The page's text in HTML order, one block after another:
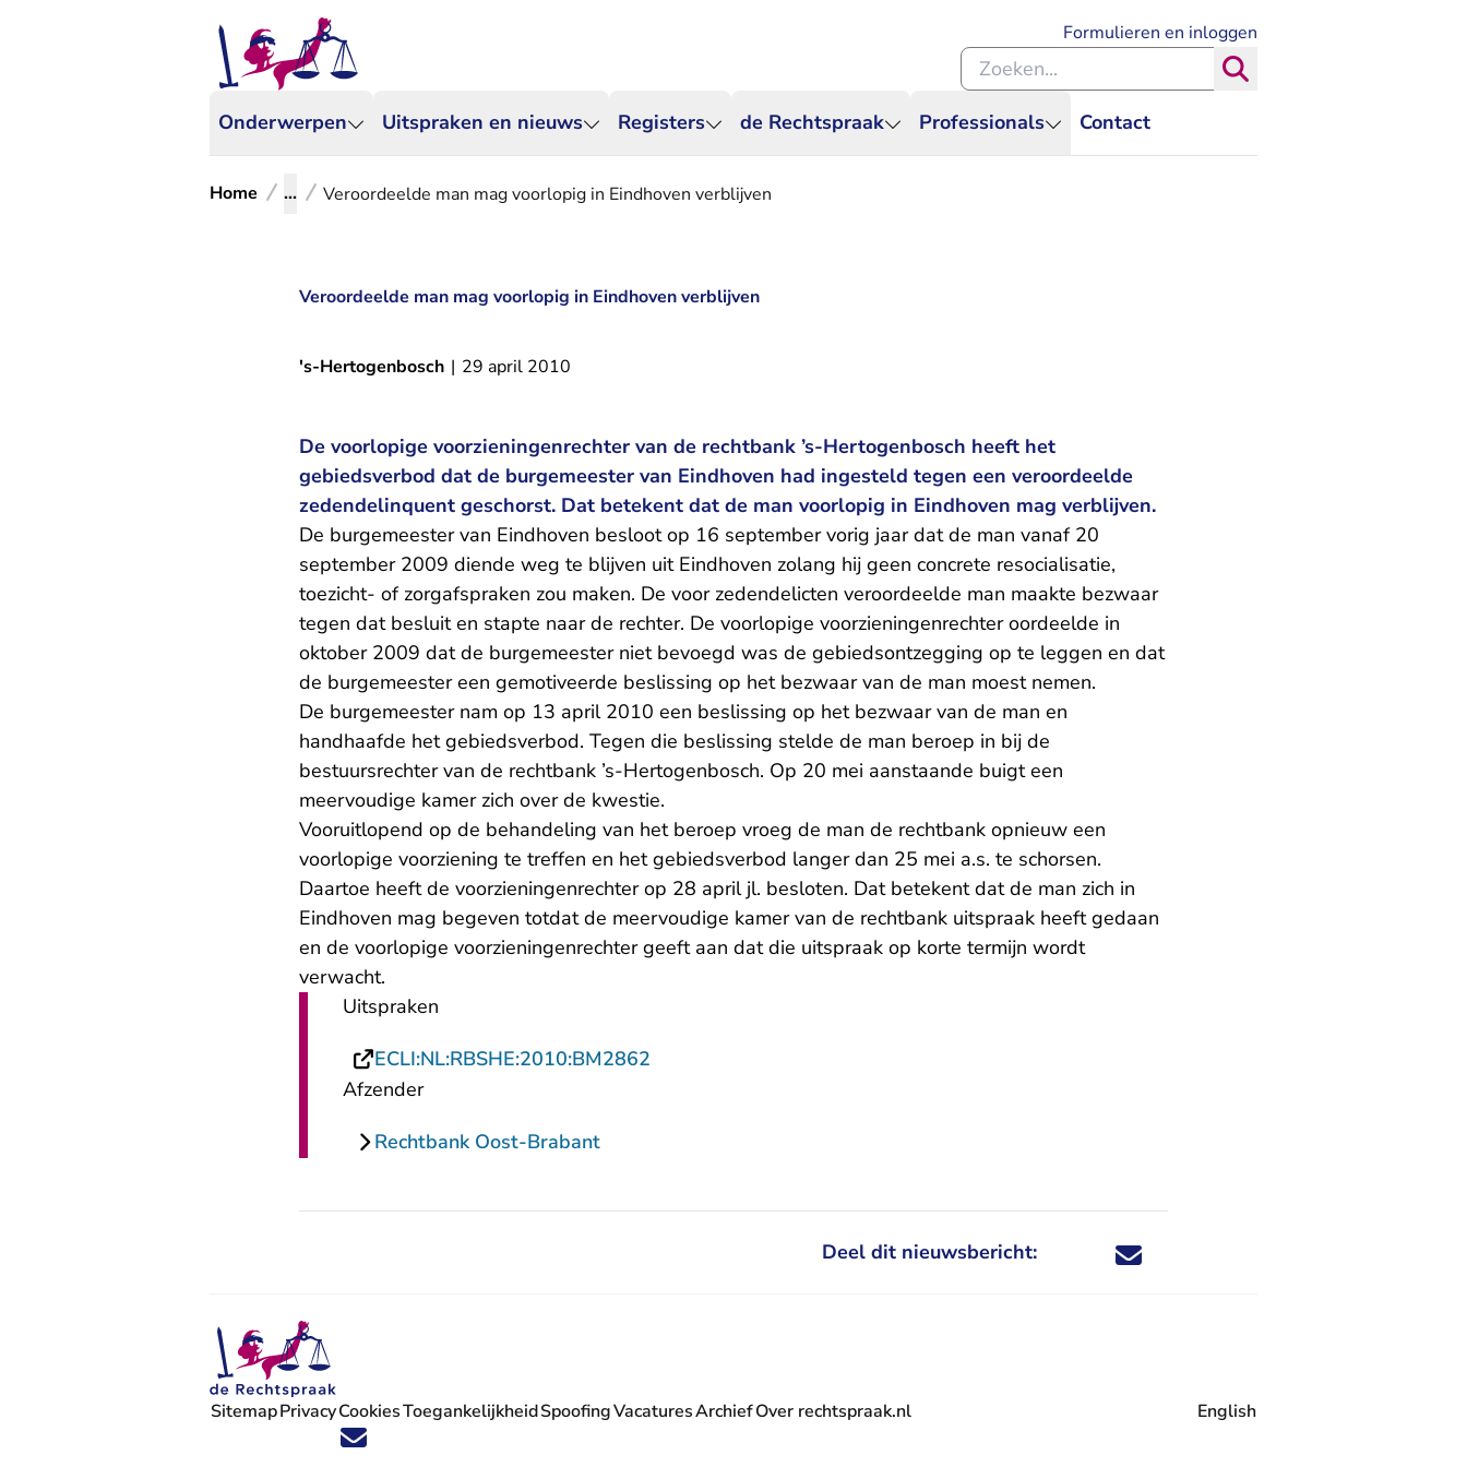
Onderwerpen Uitspraken en nieuws Registers de Rechtspraak Professionals Contact
Formulieren en inloggen
Zoeken binnen de Rechtspraak
Home ... Veroordeelde man mag voorlopig in Eindhoven verblijven
Veroordeelde man mag voorlopig in Eindhoven verblijven
's-Hertogenbosch | 29 april 2010
De voorlopige voorzieningenrechter van de rechtbank ’s-Hertogenbosch heeft het
gebiedsverbod dat de burgemeester van Eindhoven had ingesteld tegen een veroordeelde
zedendelinquent geschorst. Dat betekent dat de man voorlopig in Eindhoven mag verblijven.
De burgemeester van Eindhoven besloot op 16 september vorig jaar dat de man vanaf 20
september 2009 diende weg te blijven uit Eindhoven zolang hij geen concrete resocialisatie,
toezicht- of zorgafspraken zou maken. De voor zedendelicten veroordeelde man maakte bezwaar
tegen dat besluit en stapte naar de rechter. De voorlopige voorzieningenrechter oordeelde in
oktober 2009 dat de burgemeester niet bevoegd was de gebiedsontzegging op te leggen en dat
de burgemeester een gemotiveerde beslissing op het bezwaar van de man moest nemen.
De burgemeester nam op 13 april 2010 een beslissing op het bezwaar van de man en
handhaafde het gebiedsverbod. Tegen die beslissing stelde de man beroep in bij de
bestuursrechter van de rechtbank ’s-Hertogenbosch. Op 20 mei aanstaande buigt een
meervoudige kamer zich over de kwestie.
Vooruitlopend op de behandeling van het beroep vroeg de man de rechtbank opnieuw een
voorlopige voorziening te treffen en het gebiedsverbod langer dan 25 mei a.s. te schorsen.
Daartoe heeft de voorzieningenrechter op 28 april jl. besloten. Dat betekent dat de man zich in
Eindhoven mag begeven totdat de meervoudige kamer van de rechtbank uitspraak heeft gedaan
en de voorlopige voorzieningenrechter geeft aan dat die uitspraak op korte termijn wordt
verwacht.
Uitspraken
ECLI:NL:RBSHE:2010:BM2862
Afzender
Rechtbank Oost-Brabant
Deel dit nieuwsbericht: Deel dit nieuwsbericht via X - U verlaat
Deel dit nieuwsbericht via Facebook - U
Deel dit nieuwsbericht via e-mail
Deel dit nieuwsbericht via LinkedIn - U
Volg ons op X (Twitter) - U verlaat Rechtspraak.nl
Volg ons op Facebook - U verlaat Rechtspraak.nl
Volg ons op Instagram - U verlaat Rechtspraak.nl
Volg ons op Youtube - U verlaat Rechtspraak.nl
Volg ons op LinkedIn - U verlaat Rechtspraak.nl
'Blijf op de hoogte' nieuwsbrief - U verlaat Rechtspraak.nl
SitemapPrivacyCookiesToegankelijkheidSpoofingVacatures
- U verlaat Rechtspraak.nl
ArchiefOver rechtspraak.nl English